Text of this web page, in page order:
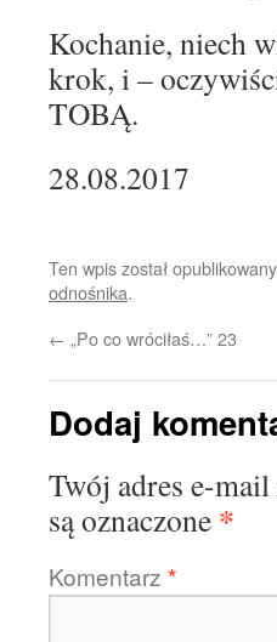
Kochanie, niech
krok, i –
TOBĄ.
28.08.2017
Ten wpis został
odnośnika.
← „Po co wróciłaś…” 23
Dodaj
Twój adres e-
są oznaczone *
Komentarz *